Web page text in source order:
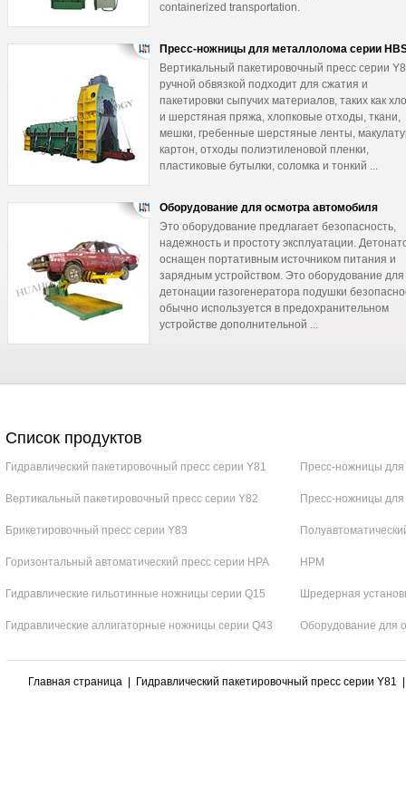
containerized transportation.
Пресс-ножницы для металлолома серии
Вертикальный пакетировочный пресс серии
ручной обвязкой подходит для сжатия и
пакетировки сыпучих материалов, таких как
и шерстяная пряжа, хлопковые отходы, ткани,
мешки, гребенные шерстяные ленты,
картон, отходы полиэтиленовой пленки,
пластиковые бутылки, соломка и тонкий ...
Оборудование для осмотра автомобиля
Это оборудование предлагает безопасность,
надежность и простоту эксплуатации.
оснащен портативным источником питания и
зарядным устройством. Это оборудование для
детонации газогенератора подушки
обычно используется в предохранительном
устройстве дополнительной ...
Список продуктов
Гидравлический пакетировочный пресс серии Y81
Вертикальный пакетировочный пресс серии Y82
Брикетировочный пресс серии Y83
Горизонтальный автоматический пресс серии HPA
Гидравлические гильотинные ножницы серии Q15
Гидравлические аллигаторные ножницы серии Q43
Пресс-ножницы
Пресс-ножницы
HPM
Шредерная
Оборудование для
Главная страница Гидравлический пакетировочный пресс серии Y81